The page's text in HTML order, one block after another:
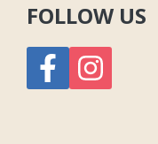
FOLLOW US